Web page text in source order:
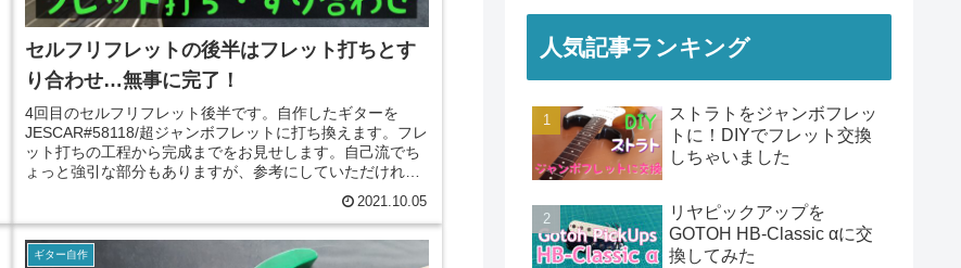
セルフリフレットの後半はフレット打ちとす
り合わせ…無事に完了！
4回目のセルフリフレット後半です。自作したギターを
JESCAR#58118/超ジャンボフレットに打ち換えます。フレ
ット打ちの工程から完成までをお見せします。自己流でち
ょっと強引な部分もありますが、参考にしていただければ
2021.10.05
ギター自作
人気記事ランキング
ストラトをジャンボフレッ
トに！DIYでフレット交換
しちゃいました
リヤピックアップを
GOTOH HB-Classic αに交
換してみた